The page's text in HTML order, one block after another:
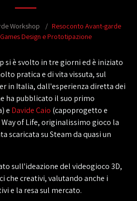
Workshop
Resoconto Avant-garde
Design e Prototipazione
si è svolto in tre giorni ed è iniziato
pratica e di vita vissuta, sul
in Italia, dall'esperienza diretta dei
ha pubblicato il suo primo
e Davide Caio (capoprogetto e
of Life, originalissimo gioco la
scaricata su Steam da quasi un
sull'ideazione del videogioco 3D,
che creativi, valutando anche i
e la resa sul mercato.